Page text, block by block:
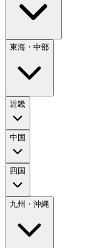
東海・中部
近畿
中国
四国
九州・沖縄